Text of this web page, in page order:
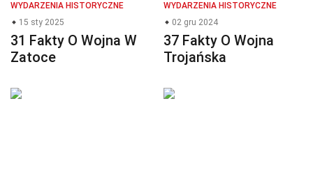
WYDARZENIA HISTORYCZNE
15 sty 2025
31 Fakty O Wojna W
Zatoce
WYDARZENIA HISTORYCZNE
02 gru 2024
37 Fakty O Wojna
Trojańska